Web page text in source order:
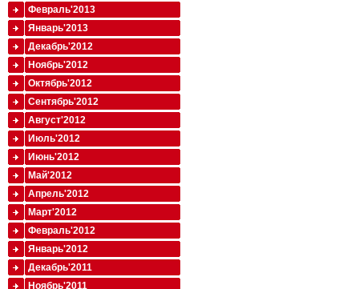
Февраль'2013
Январь'2013
Декабрь'2012
Ноябрь'2012
Октябрь'2012
Сентябрь'2012
Август'2012
Июль'2012
Июнь'2012
Май'2012
Апрель'2012
Март'2012
Февраль'2012
Январь'2012
Декабрь'2011
Ноябрь'2011